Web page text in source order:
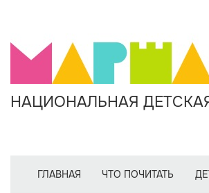
НАЦИОНАЛЬНАЯ
ГЛАВНАЯ ЧТО ПОЧИТАТЬ